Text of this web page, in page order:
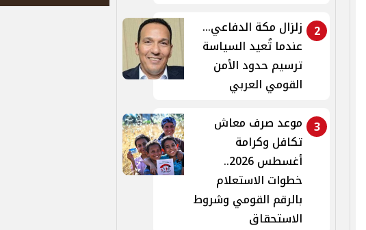
2
زلزال مكة الدفاعي...
عندما تُعيد السياسة
ترسيم حدود الأمن
القومي العربي
3 موعد صرف معاش
تكافل وكرامة
أغسطس 2026..
خطوات الاستعلام
بالرقم القومي وشروط
الاستحقاق